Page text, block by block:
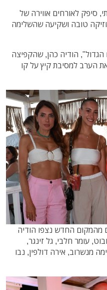
סיפק לאורחים אווירה של
טובה ושקיעה שהשלימה
הודיה כהן, שהקפיצה
הערב למסיבת קיץ על קו
מהמקום החדש נצפו הודיה
עומר חלבי, גל זינגר,
מנשרוב, אירה דולפין, נבו